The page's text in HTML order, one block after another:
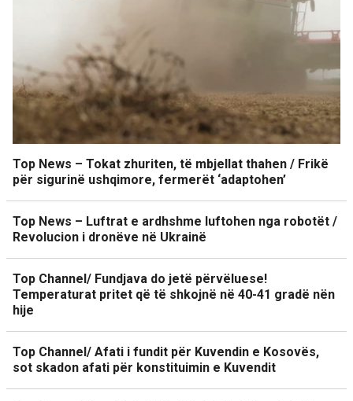
Top News – Tokat zhuriten, të mbjellat thahen / Frikë
për sigurinë ushqimore, fermerët ‘adaptohen’
Top News – Luftrat e ardhshme luftohen nga robotët /
Revolucion i dronëve në Ukrainë
Top Channel/ Fundjava do jetë përvëluese!
Temperaturat pritet që të shkojnë në 40-41 gradë nën
hije
Top Channel/ Afati i fundit për Kuvendin e Kosovës,
sot skadon afati për konstituimin e Kuvendit